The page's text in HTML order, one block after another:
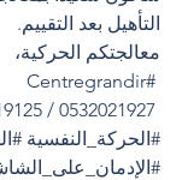
التأهيل بعد التقييم.
معالجتكم الحركية،
#Centregrandir
#الحركة_النفسية